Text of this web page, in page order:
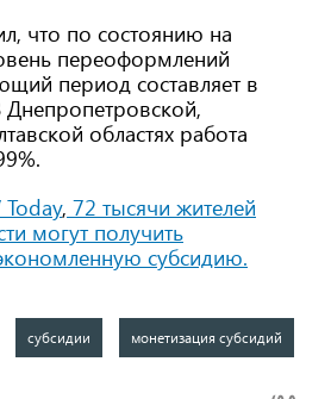
что по состоянию на
переоформлений
период составляет в
областях работа
Today, 72 тысячи жителей
могут получить
субсидию.
субсидии монетизация субсидий